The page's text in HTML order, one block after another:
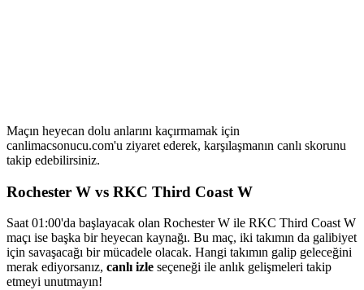
Maçın heyecan dolu anlarını kaçırmamak için
canlimacsonucu.com'u ziyaret ederek, karşılaşmanın canlı skorunu
takip edebilirsiniz.
Rochester W vs RKC Third Coast W
Saat 01:00'da başlayacak olan Rochester W ile RKC Third Coast W
maçı ise başka bir heyecan kaynağı. Bu maç, iki takımın da galibiyet
için savaşacağı bir mücadele olacak. Hangi takımın galip geleceğini
merak ediyorsanız, canlı izle seçeneği ile anlık gelişmeleri takip
etmeyi unutmayın!